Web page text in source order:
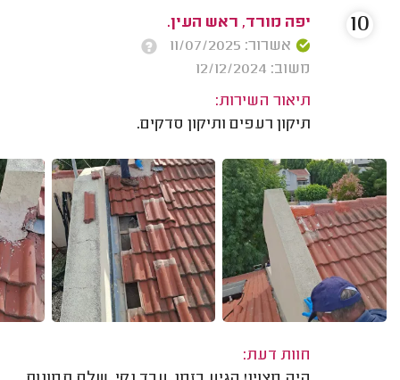
יפה מורד, ראש העין.
אשרור: 11/07/2025
משוב: 12/12/2024
תיאור השירות:
תיקון רעפים ותיקון סדקים.
חוות דעת:
10